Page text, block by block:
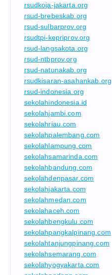
rsudkoja-jakarta.org
rsud-brebeskab.org
rsud-sulbarprov.org
rsudtpi-kepriprov.org
rsud-langsakota.org
rsud-ntbprov.org
rsud-natunakab.org
rsudkisaran-asahankab.org
rsud-indonesia.org
sekolahindonesia.id
sekolahjambi.com
sekolahriau.com
sekolahpalembang.com
sekolahlampung.com
sekolahsamarinda.com
sekolahbandung.com
sekolahdenpasar.com
sekolahjakarta.com
sekolahmedan.com
sekolahaceh.com
sekolahbengkulu.com
sekolahpangkalpinang.com
sekolahtanjungpinang.com
sekolahsemarang.com
sekolahyogyakarta.com